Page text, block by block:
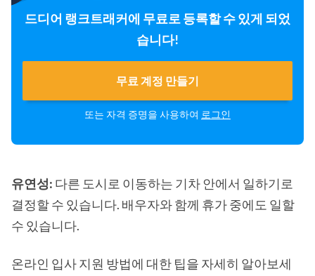
드디어 랭크트래커에 무료로 등록할 수 있게 되었
습니다!
무료 계정 만들기
또는 자격 증명을 사용하여 로그인
유연성: 다른 도시로 이동하는 기차 안에서 일하기로
결정할 수 있습니다. 배우자와 함께 휴가 중에도 일할
수 있습니다.
온라인 입사 지원 방법에 대한 팁을 자세히 알아보세